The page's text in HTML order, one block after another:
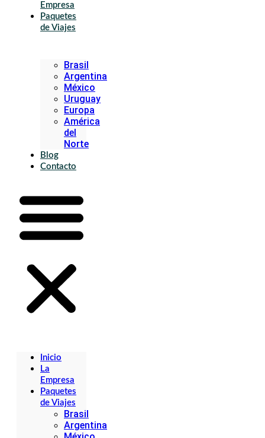
Empresa
Paquetes
de Viajes
Brasil
Argentina
México
Uruguay
Europa
América
del
Norte
Blog
Contacto
Inicio
La
Empresa
Paquetes
de Viajes
Brasil
Argentina